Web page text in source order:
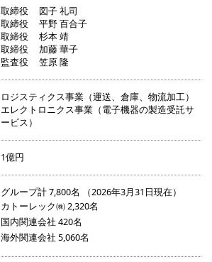
取締役 図子 礼司
取締役 平野 百合子
取締役 杉本 靖
取締役 加藤 華子
監査役 笠原 隆
ロジスティクス事業（運送、倉庫、物流加工）
エレクトロニクス事業（電子機器の製造受託サ
ービス）
1億円
グループ計 7,800名 （2026年3月31日現在）
カトーレック㈱ 2,320名
国内関連会社 420名
海外関連会社 5,060名